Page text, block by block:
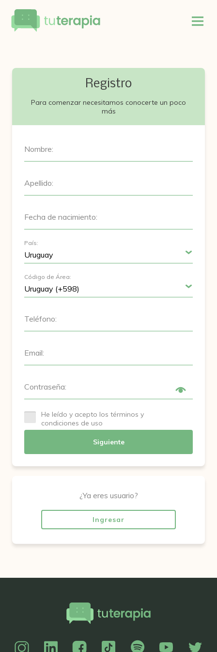
Registro
Para comenzar necesitamos conocerte un poco
más
Nombre:
Apellido:
Fecha de nacimiento:
País:
Código de Área:
Teléfono:
Email:
Contraseña:
He leído y acepto los términos y
condiciones de uso
Siguiente
¿Ya eres usuario?
Ingresar